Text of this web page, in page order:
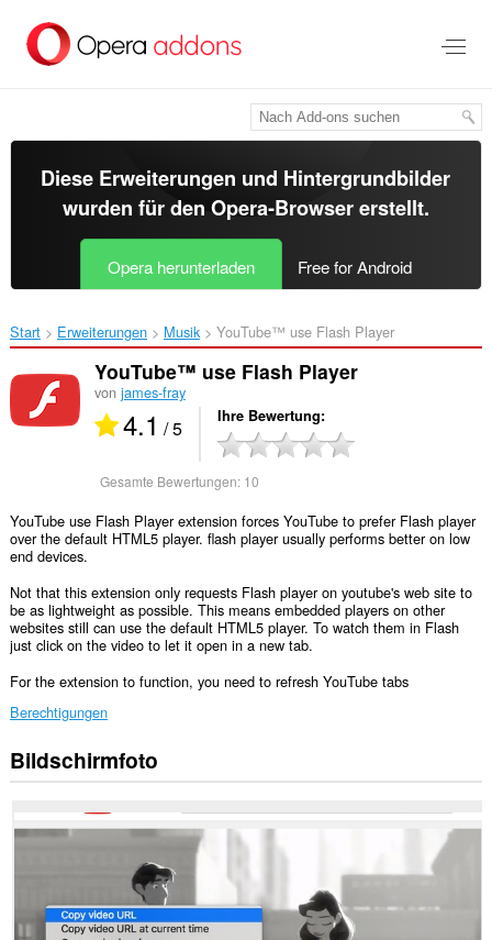
Hauptinhalt
springen
Diese Erweiterungen und Hintergrundbilder
wurden für den Opera-Browsererstellt.
Opera herunterladen Free for Android
Start Erweiterungen Musik YouTube™ use Flash Player‎
YouTube™ use Flash Player
von james-fray
4.1 / 5 Ihre Bewertung
Gesamte Bewertungen: 10
YouTube use Flash Player extension forces YouTube to prefer Flash player
over the default HTML5 player. flash player usually performs better on low
end devices.
Not that this extension only requests Flash player on youtube's web site to
be as lightweight as possible. This means embedded players on other
websites still can use the default HTML5 player. To watch them in Flash
just click on the video to let it open in a new tab.
For the extension to function, you need to refresh YouTube tabs
Berechtigungen
Diese
Erweiterung
Ihre
zugreifen.
Bildschirmfoto